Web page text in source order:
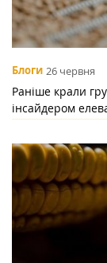
Блоги 26 червня
Раніше крали
інсайдером